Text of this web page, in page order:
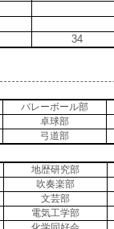
34
バレーボール部
卓球部
弓道部
地歴研究部
吹奏楽部
文芸部
電気工学部